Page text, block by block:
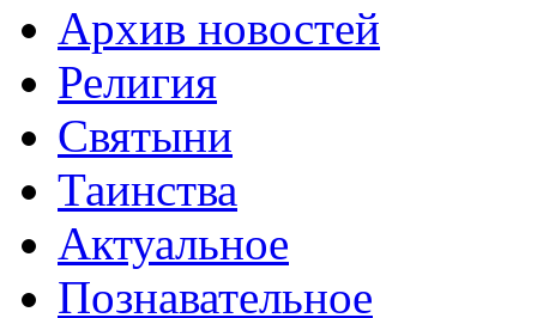
Архив новостей
Религия
Святыни
Таинства
Актуальное
Познавательное